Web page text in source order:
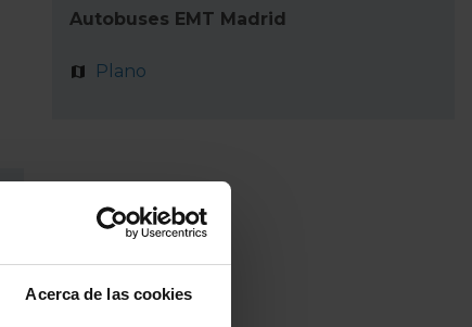
Acerca de las cookies
Autobuses EMT Madrid
Plano